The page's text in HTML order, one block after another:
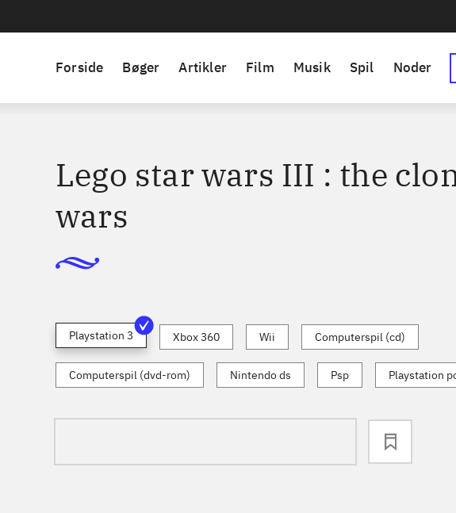
Forside Bøger Artikler Film Musik Spil Noder
Lego star wars III : the
wars
Playstation 3 Xbox 360 Wii Computerspil (cd)
Computerspil (dvd-rom) Nintendo ds Psp Playstation